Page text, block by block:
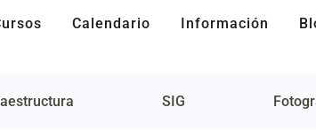
Calendario Información
SIG